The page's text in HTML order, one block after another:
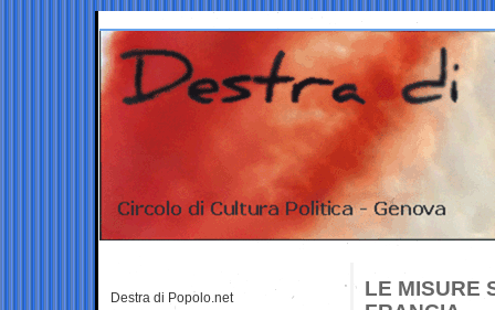
LE MISURE
Destra di Popolo.net